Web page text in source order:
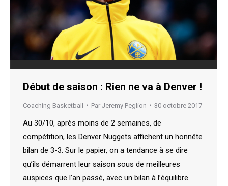
Début de saison : Rien ne va à Denver !
Coaching Basketball Par Jeremy Peglion 30 octobre 2017
Au 30/10, après moins de 2 semaines, de
compétition, les Denver Nuggets affichent un honnête
bilan de 3-3. Sur le papier, on a tendance à se dire
qu’ils démarrent leur saison sous de meilleures
auspices que l’an passé, avec un bilan à l’équilibre